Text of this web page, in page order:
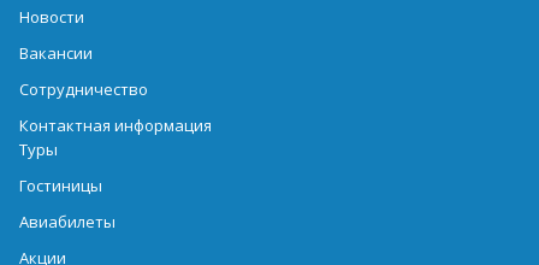
Новости
Вакансии
Сотрудничество
Контактная информация
Туры
Гостиницы
Авиабилеты
Акции